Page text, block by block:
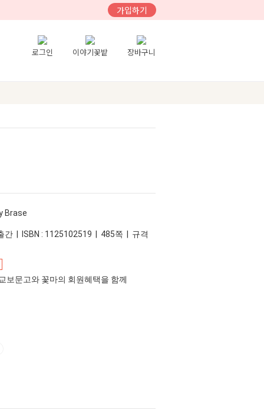
가입하기
로그인 이야기꽃밭 장바구니
Brase
간 | ISBN : 1125102519 | 485쪽 | 규격
보문고와 꽃마의 회원혜택을 함께